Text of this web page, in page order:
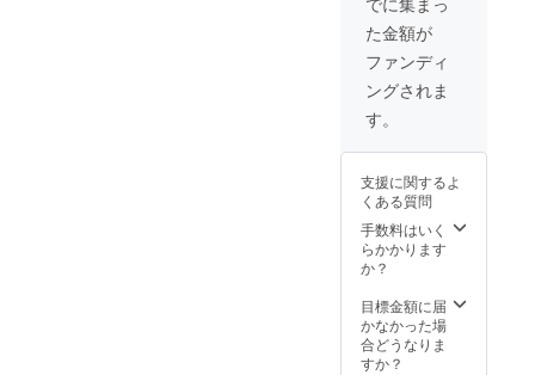
定して
いま
ラウド
ファン
ト終了
後に発
注個数
が確定
となり
そのた
め、期
間終了
時の
Twitter
で知り
まし
た。
【お届
け時
成立し
た場
【2021
年11 月
からご
支援順
にお届
けを予
りま
す。 備
考欄に
当プロ
ジェク
トにつ
きっか
けを教
えてい
るとあ
りがた
しくお
願い致
しま
バッグ
本体は
完全防
水では
ありま
ジェク
ト掲載
画像は
サンプ
ルとな
りま
産時に
一部仕
様が変
ショル
ダー
ド、Dカ
リップ
※プロ
ジェク
ト掲載
画像は
サンプ
す。商
品は量
産時に
シュポ
ケット
×1、固
定収納
バン
ファス
ナーポ
ケット
×1、前
面ポ
ケッ
ケッ
ト、持
ち手
10cm
ベルト
周囲
（バッ
グ幅含
重量：
仕様 メ
インポ
ケット
×1、
ケット
×1、固
定収納
た金額が
ファンディ
ングされま
す。
支援に関するよ
くある質問
手数料はいく
らかかります
か？
目標金額に届
かなかった場
合どうなりま
すか？